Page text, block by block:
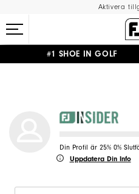
Aktivera
#1 SHOE IN GOLF
Din Profil är 25% 0%
Uppdatera Din Info